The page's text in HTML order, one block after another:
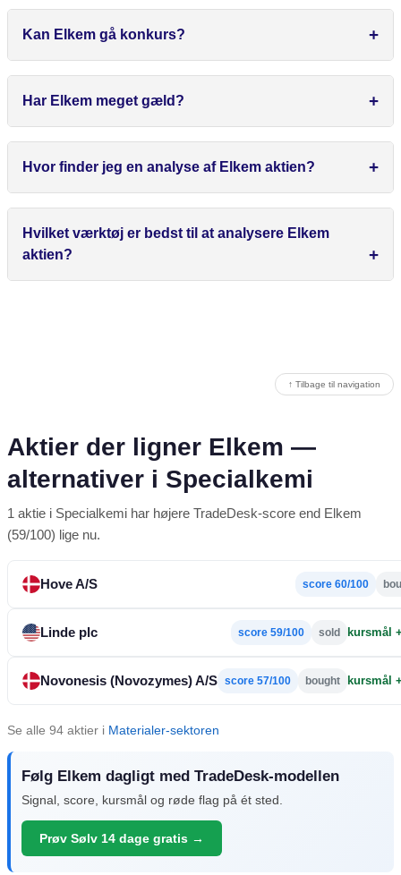
Kan Elkem gå konkurs?
Har Elkem meget gæld?
Hvor finder jeg en analyse af Elkem aktien?
Hvilket værktøj er bedst til at analysere Elkem
aktien?
↑ Tilbage til navigation
Aktier der ligner Elkem —
alternativer i Specialkemi
1 aktie i Specialkemi har højere TradeDesk-score end Elkem
(59/100) lige nu.
Hove A/S score 60/100
Linde plc score 59/100 sold kursmål
Novonesis (Novozymes) A/S score 57/100 bought kursmål
Se alle 94 aktier i Materialer-sektoren
Følg Elkem dagligt med TradeDesk-modellen
Signal, score, kursmål og røde flag på ét sted.
Prøv Sølv 14 dage gratis →